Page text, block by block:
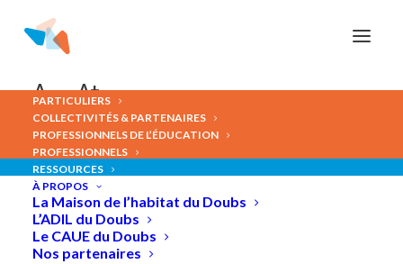
PARTICULIERS
COLLECTIVITÉS & PARTENAIRES
PROFESSIONNELS DE L’ÉDUCATION
PROFESSIONNELS
RESSOURCES
À PROPOS
La Maison de l’habitat du Doubs
L’ADIL du Doubs
Le CAUE du Doubs
Nos partenaires
A- A+
Webinaires
Ateliers Conseils d'expert Animations
ÉVÈNEMENTS ANIMATIONS